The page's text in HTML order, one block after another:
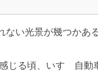
い光景が幾つかあ
じる頃、いすゞ自